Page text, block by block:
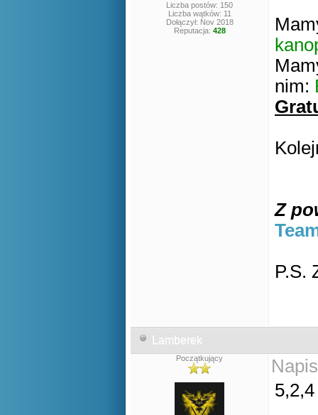
Liczba postów: 150
Liczba wątków: 11
Dołączył: Nov 2018
Reputacja: 428
nim:
Z
P.S.
Lamberek
Początkujący